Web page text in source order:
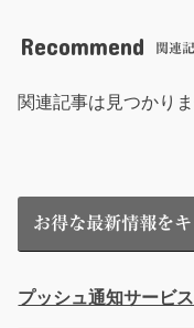
Recommend 関連
関連記事は見つかりま
お得な最新情報をキ
プッシュ通知サービス